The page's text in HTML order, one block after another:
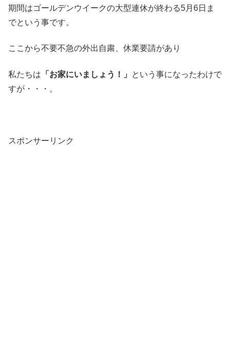
期間はゴールデンウイークの大型連休が終わる5月6日ま
でという事です。
ここから不要不急の外出自粛、休業要請があり
私たちは 「お家にいましょう！」
という事になったわけで
すが・・・。
スポンサーリンク